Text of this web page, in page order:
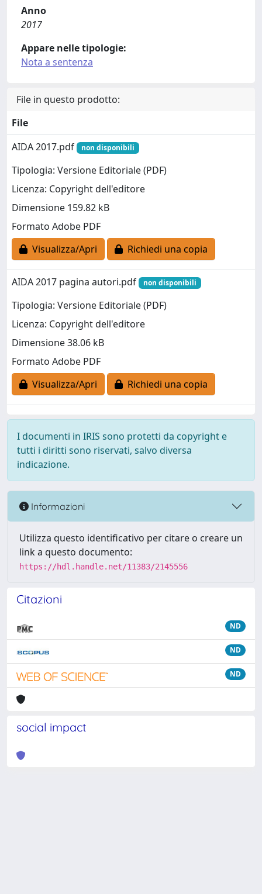
Anno
2017
Appare nelle tipologie:
Nota a sentenza
File in questo prodotto:
File
AIDA 2017.pdf
non disponibili
Tipologia: Versione Editoriale (PDF)
Licenza: Copyright dell'editore
Dimensione 159.82 kB
Formato Adobe PDF
Visualizza/Apri
Richiedi una copia
AIDA 2017 pagina autori.pdf non disponibili
Tipologia: Versione Editoriale (PDF)
Licenza: Copyright dell'editore
Dimensione 38.06 kB
Formato Adobe PDF
Visualizza/Apri
Richiedi una copia
I documenti in IRIS sono protetti da copyright e
tutti i diritti sono riservati, salvo diversa
indicazione.
Informazioni
Utilizza questo identificativo per citare o creare un
link a questo documento:
https://hdl.handle.net/11383/2145556
Citazioni
ND
ND
ND
social impact